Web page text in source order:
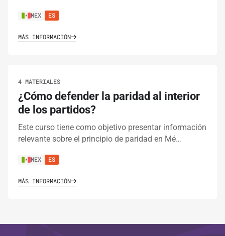
MEX ES
MÁS INFORMACIÓN
4 MATERIALES
¿Cómo defender la paridad al interior
de los partidos?
Este curso tiene como objetivo presentar información
relevante sobre el principio de paridad en Mé…
MEX ES
MÁS INFORMACIÓN